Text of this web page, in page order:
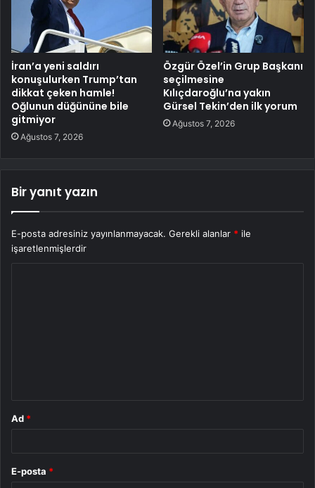
İran’a yeni saldırı
konuşulurken Trump’tan
dikkat çeken hamle!
Oğlunun düğününe bile
gitmiyor
Ağustos 7, 2026
Özgür Özel’in Grup Başkanı
seçilmesine
Kılıçdaroğlu’na yakın
Gürsel Tekin’den ilk yorum
Ağustos 7, 2026
Bir yanıt yazın
E-posta adresiniz yayınlanmayacak. Gerekli alanlar * ile
işaretlenmişlerdir
Ad *
E-posta *